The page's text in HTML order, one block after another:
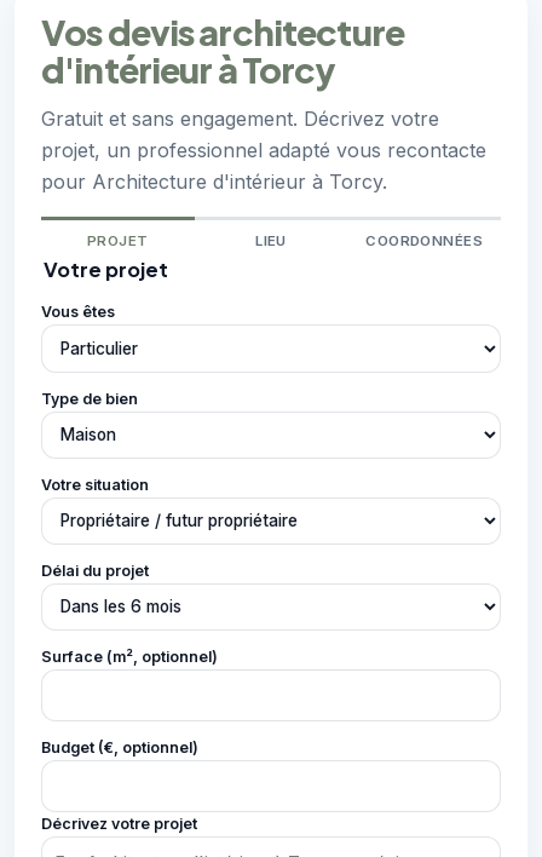
Vos devis architecture
d'intérieur à Torcy
Gratuit et sans engagement. Décrivez votre
projet, un professionnel adapté vous recontacte
pour Architecture d'intérieur à Torcy.
PROJET LIEU COORDONNÉES
Votre projet
Vous êtes
Type de bien
Votre situation
Délai du projet
Surface (m², optionnel)
Budget (€, optionnel)
Décrivez votre projet